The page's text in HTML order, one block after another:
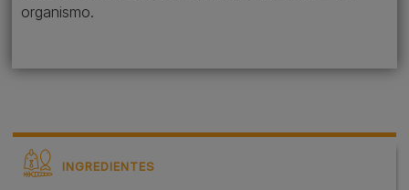
organismo.
INGREDIENTES